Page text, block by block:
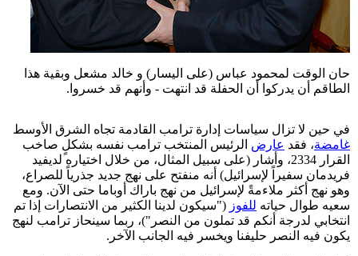
حان الوقت لمحمود عباس (على اليسار) و خالد مشعل وبقية هذا
الطاقم أن يدركوا أن الحفلة قد انتهت - وأنهم قد خسروا.
في حين لا تزال سياسات إدارة ترامب القادمة تجاه الشرق الأوسط
غامضة، فقد عارض الرئيس المنتخب ترامب نفسه بشكلٍ صاخب
القرار 2334، وأشار (على سبيل المثال، من خلال اختياره لديفيد
فريدمان سفيراً لإسرائيل) أنه منفتح على نهج جديد جذرياً للصراع،
وهو نهج أكثر ملاءمةً لإسرائيل من نهج باراك أوباما حتى الآن. ومع
سعيه طوال حياته للفوز ("سيكون لدينا الكثير من الانتصارات إذا تم
انتخابي لدرجة أنكم قد تملون من النصر")، ربما سينحاز ترامب لنهج
يكون فيه النصر حليفنا ويخسر فيه الجانب الآخر.